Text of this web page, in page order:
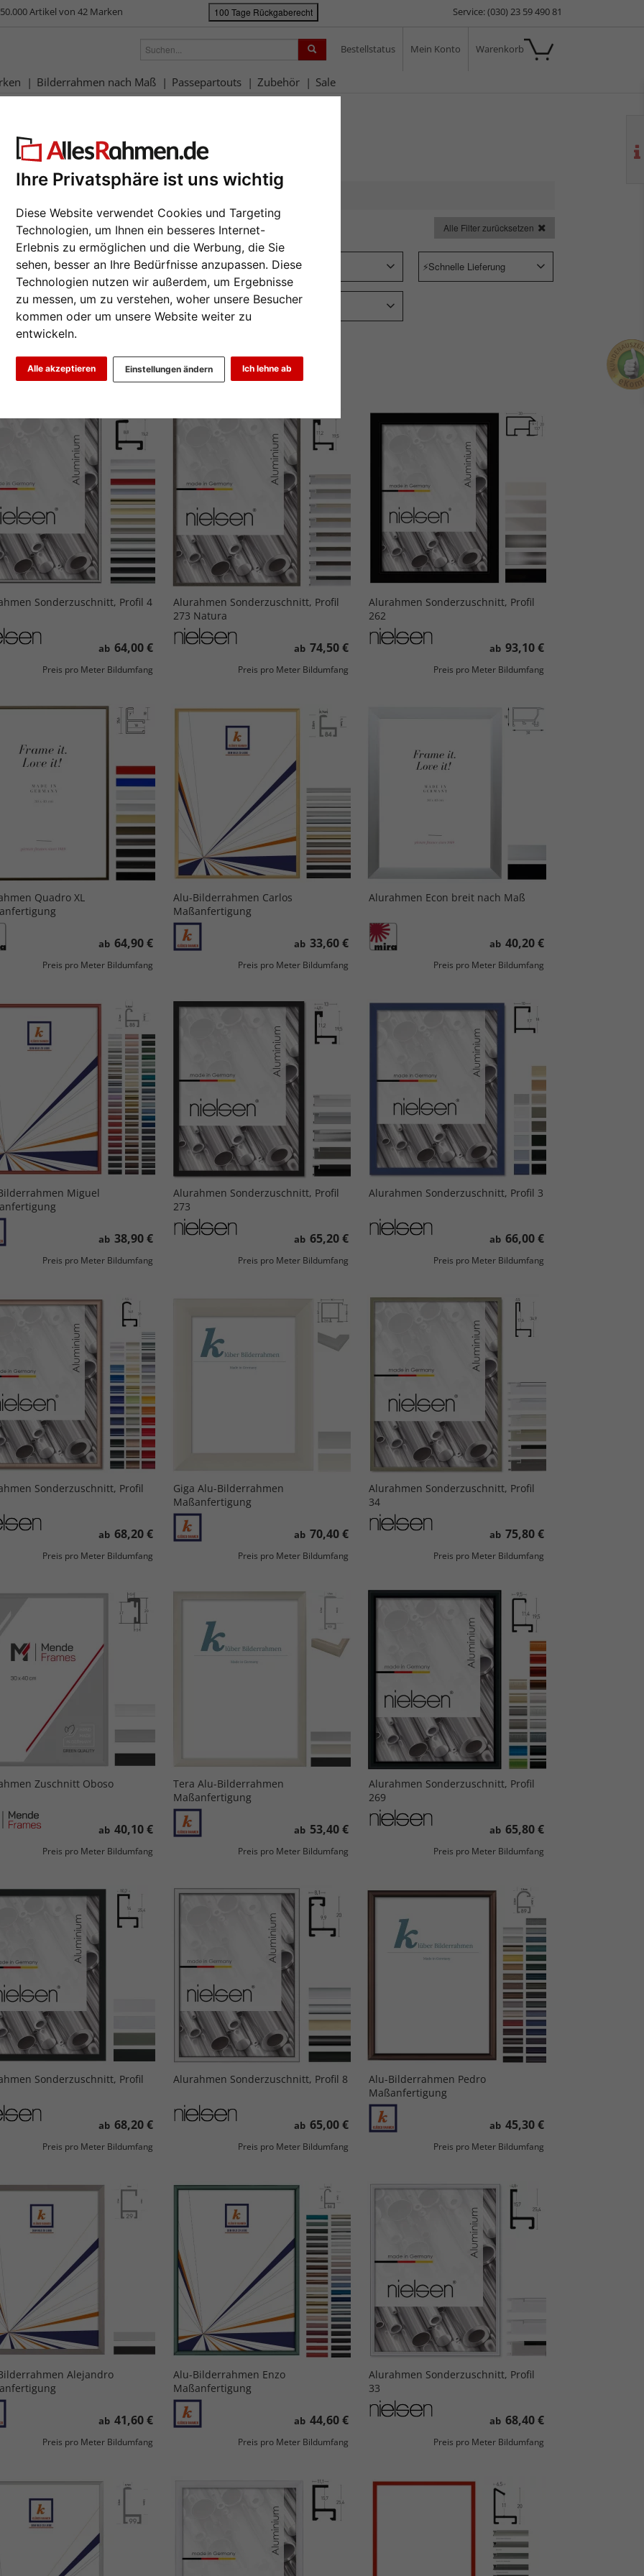
Ihre Privatsphäre ist uns wichtig
Diese Website verwendet Cookies und Targeting
Technologien, um Ihnen ein besseres Internet-
Erlebnis zu ermöglichen und die Werbung, die Sie
sehen, besser an Ihre Bedürfnisse anzupassen. Diese
Technologien nutzen wir außerdem, um Ergebnisse
zu messen, um zu verstehen, woher unsere Besucher
kommen oder um unsere Website weiter zu
entwickeln.
Alle akzeptieren Ich lehne ab
Einstellungen ändern
Artikel von 42 Marken 100 Tage Rückgaberecht Service: (030) 23 59 490 81
Bestellstatus Mein Konto Warenkorb
Bilderrahmen nach Maß Passepartouts Zubehör Sale
Alle Filter zurücksetzen
Kunstglas Max. Größe: > 80 x 120 cm
Farbe Glasart Schnelle Lieferung
Profilhöhe Profilbreite
Preis aufsteigend Preis absteigend
Sonderzuschnitt, Profil 4
ab 64,00 €
Preis pro Meter Bildumfang
Alurahmen Sonderzuschnitt, Profil
273 Natura
ab 74,50 €
Preis pro Meter Bildumfang
Alurahmen Sonderzuschnitt, Profil
262
ab 93,10 €
Preis pro Meter Bildumfang
Quadro XL
ab 64,90 €
Preis pro Meter Bildumfang
Alu-Bilderrahmen Carlos
Maßanfertigung
ab 33,60 €
Preis pro Meter Bildumfang
Alurahmen Econ breit nach Maß
ab 40,20 €
Preis pro Meter Bildumfang
Miguel
ab 38,90 €
Preis pro Meter Bildumfang
Alurahmen Sonderzuschnitt, Profil
273
ab 65,20 €
Preis pro Meter Bildumfang
Alurahmen Sonderzuschnitt, Profil 3
ab 66,00 €
Preis pro Meter Bildumfang
Sonderzuschnitt, Profil
ab 68,20 €
Preis pro Meter Bildumfang
Giga Alu-Bilderrahmen
Maßanfertigung
ab 70,40 €
Preis pro Meter Bildumfang
Alurahmen Sonderzuschnitt, Profil
34
ab 75,80 €
Preis pro Meter Bildumfang
Zuschnitt Oboso
ab 40,10 €
Preis pro Meter Bildumfang
Tera Alu-Bilderrahmen
Maßanfertigung
ab 53,40 €
Preis pro Meter Bildumfang
Alurahmen Sonderzuschnitt, Profil
269
ab 65,80 €
Preis pro Meter Bildumfang
Sonderzuschnitt, Profil
ab 68,20 €
Preis pro Meter Bildumfang
Alurahmen Sonderzuschnitt, Profil 8
ab 65,00 €
Preis pro Meter Bildumfang
Alu-Bilderrahmen Pedro
Maßanfertigung
ab 45,30 €
Preis pro Meter Bildumfang
Alejandro
ab 41,60 €
Preis pro Meter Bildumfang
Alu-Bilderrahmen Enzo
Maßanfertigung
ab 44,60 €
Preis pro Meter Bildumfang
Alurahmen Sonderzuschnitt, Profil
33
ab 68,40 €
Preis pro Meter Bildumfang